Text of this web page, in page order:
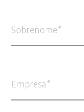
Sobrenome
Empresa